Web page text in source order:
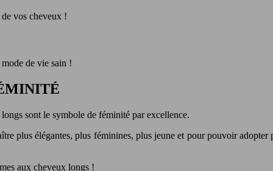
vos cheveux !
de vie sain !
sont le symbole de féminité par excellence.
plus élégantes, plus féminines, plus jeune et pour pouvoir
aux cheveux longs !